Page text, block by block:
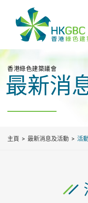
香港綠色建築議會
最新消
主頁 最新消息及活動 活